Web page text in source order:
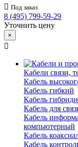
Под заказ
8 (495) 799-59-29
Уточнить цену
×
Кабели связи,
Кабель
Кабель гибкий
Кабель
Кабель для
Кабель
компьютерный
Кабель
Кабель